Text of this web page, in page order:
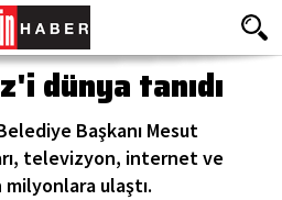
dünya tanıdı
Başkanı Mesut
televizyon, internet ve
milyonlara ulaştı.